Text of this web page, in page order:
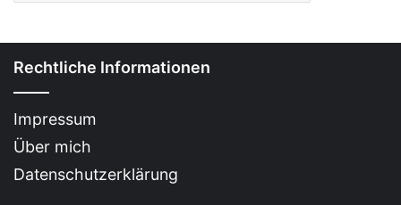
Rechtliche Informationen
Impressum
Über mich
Datenschutzerklärung